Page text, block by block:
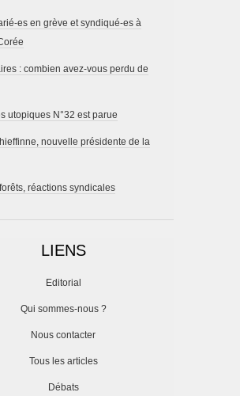
es en grève et syndiqué-es à
: combien avez-vous perdu de
utopiques N°32 est parue
nouvelle présidente de la
réactions syndicales
LIENS
Editorial
Qui sommes-nous ?
Nous contacter
Tous les articles
Débats